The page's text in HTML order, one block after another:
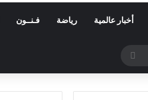
أخبار عالمية رياضة فـنــون
عن